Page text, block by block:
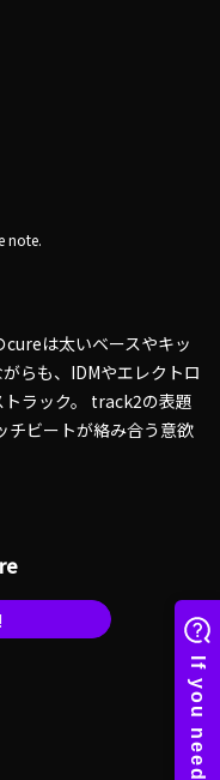
note.
は太いベースやキッ
らも、IDMやエレクトロ
ラック。 track2の表題
ビートが絡み合う意欲